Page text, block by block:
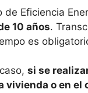
de Eficiencia
10 años.
es
si se
vivienda o en el